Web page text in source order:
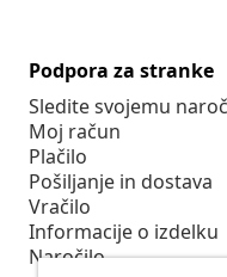
Podpora za stranke
Sledite svojemu
Moj račun
Plačilo
Pošiljanje in dostava
Vračilo
Informacije o izdelku
Naročilo